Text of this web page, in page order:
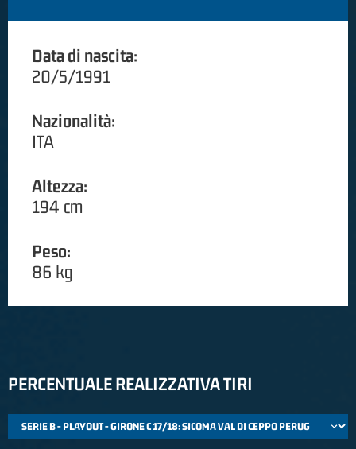
Data di nascita:
20/5/1991
Nazionalità:
ITA
Altezza:
194 cm
Peso:
86 kg
PERCENTUALE REALIZZATIVA TIRI